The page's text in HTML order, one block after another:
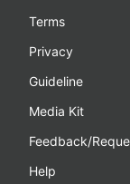
Terms
Privacy
Guideline
Media Kit
Feedback/
Help